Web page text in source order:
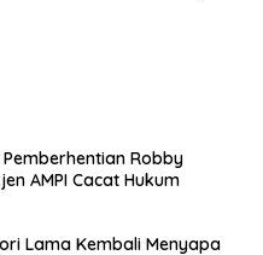
Robby
AMPI Cacat Hukum
Lama Kembali Menyapa